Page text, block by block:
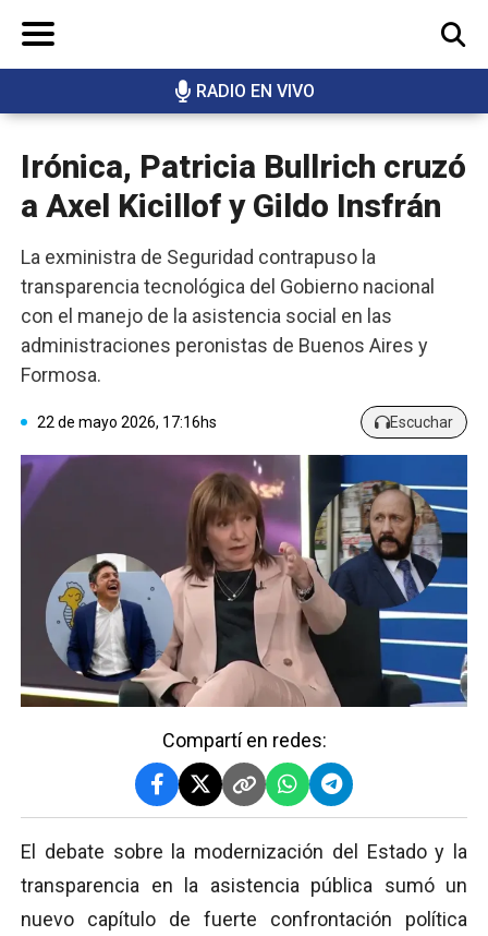
RADIO EN VIVO
BUSCAR
Irónica, Patricia Bullrich cruzó
a Axel Kicillof y Gildo Insfrán
La exministra de Seguridad contrapuso la
transparencia tecnológica del Gobierno nacional
con el manejo de la asistencia social en las
administraciones peronistas de Buenos Aires y
Formosa.
22 de mayo 2026, 17:16hs Escuchar
Compartí en redes:
El debate sobre la modernización del Estado y la
transparencia en la asistencia pública sumó un
nuevo capítulo de fuerte confrontación política